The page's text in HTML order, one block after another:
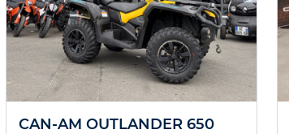
CAN-AM OUTLANDER 650